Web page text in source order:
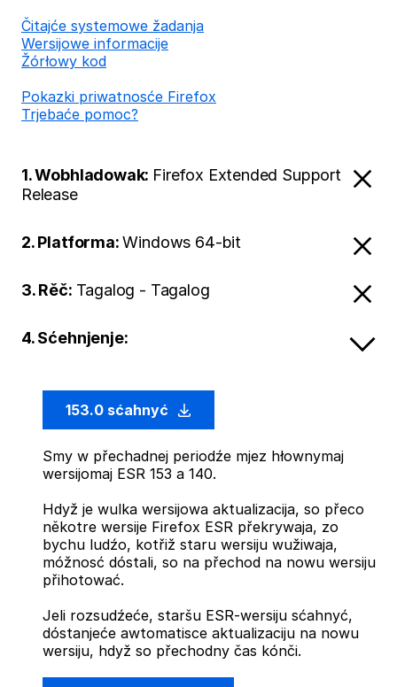
Čitajće systemowe žadanja
Wersijowe informacije
Žórłowy kod
Pokazki priwatnosće Firefox
Trjebaće pomoc?
1. Wobhladowak: Firefox Extended Support
Release
2. Platforma:Windows 64-bit
3. Rěč: Tagalog - Tagalog
4. Sćehnjenje:
153.0 sćahnyć
Smy w přechadnej periodźe mjez hłownymaj
wersijomaj ESR 153 a 140.
Hdyž je wulka wersijowa aktualizacija, so přeco
někotre wersije Firefox ESR překrywaja, zo
bychu ludźo, kotřiž staru wersiju wužiwaja,
móžnosć dóstali, so na přechod na nowu wersiju
přihotować.
Jeli rozsudźeće, staršu ESR-wersiju sćahnyć,
dóstanjeće awtomatisce aktualizaciju na nowu
wersiju, hdyž so přechodny čas kónči.